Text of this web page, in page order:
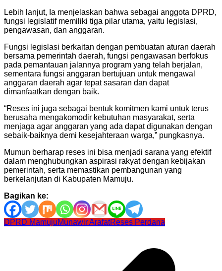
Lebih lanjut, Ia menjelaskan bahwa sebagai anggota DPRD,
fungsi legislatif memiliki tiga pilar utama, yaitu legislasi,
pengawasan, dan anggaran.
Fungsi legislasi berkaitan dengan pembuatan aturan daerah
bersama pemerintah daerah, fungsi pengawasan berfokus
pada pemantauan jalannya program yang telah berjalan,
sementara fungsi anggaran bertujuan untuk mengawal
anggaran daerah agar tepat sasaran dan dapat
dimanfaatkan dengan baik.
“Reses ini juga sebagai bentuk komitmen kami untuk terus
berusaha mengakomodir kebutuhan masyarakat, serta
menjaga agar anggaran yang ada dapat digunakan dengan
sebaik-baiknya demi kesejahteraan warga,” pungkasnya.
Mumun berharap reses ini bisa menjadi sarana yang efektif
dalam menghubungkan aspirasi rakyat dengan kebijakan
pemerintah, serta memastikan pembangunan yang
berkelanjutan di Kabupaten Mamuju.
Bagikan ke:
DPRD MamujuMunawir ArafatReses Perdana